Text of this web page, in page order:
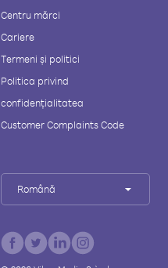
Centru mărci
Cariere
Termeni și politici
Politica privind
confidențialitatea
Customer Complaints Code
Română